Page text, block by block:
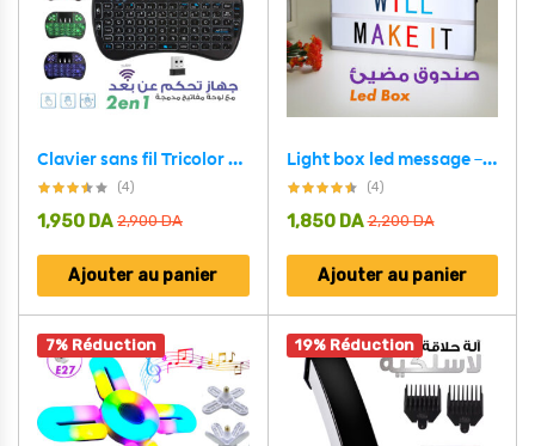
Clavier sans fil Tricolor rétroéclairé USB multimédia contrôle
(4)
2,900DA
1,950 DA
Ajouter au panier
Light box led message – Coloré
(4)
2,200DA
1,850 DA
Ajouter au panier
7% Réduction 19% Réduction